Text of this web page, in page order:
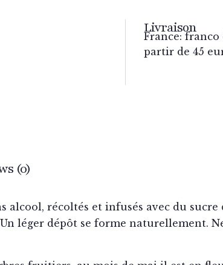
Livraison
France: franco
partir de 45
(0)
alcool, récoltés et infusés avec du
léger dépôt se forme naturellement.